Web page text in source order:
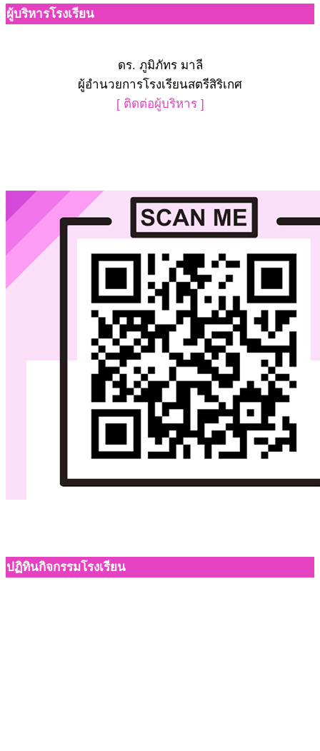
ผู้บริหารโรงเรียน
ดร. ภูมิภัทร มาลี
ผู้อำนวยการโรงเรียนสตรีสิริเกศ
[ ติดต่อผู้บริหาร ]
ปฏิทินกิจกรรมโรงเรียน